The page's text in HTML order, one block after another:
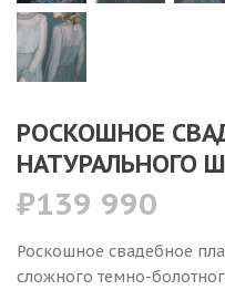
РОСКОШНОЕ
НАТУРАЛЬНОГО
₽139 990
Роскошное свадебное
сложного темно-